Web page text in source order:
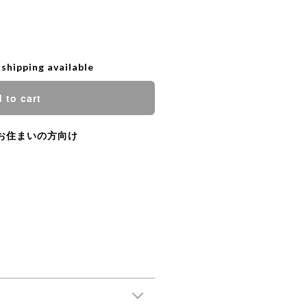
available
to cart
住まいの方向け